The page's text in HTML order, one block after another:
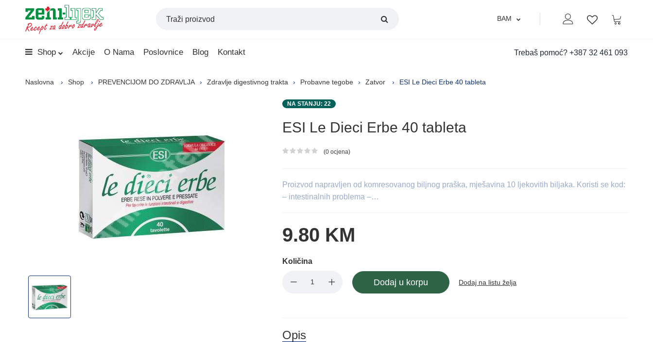
Moj nalogLista zelja
Korpa
BAM
Shop Akcije O Nama Poslovnice Blog Kontakt Trebaš pomoć? +387 32 461 093
Naslovna Shop PREVENCIJOM DO ZDRAVLJA Zdravlje digestivnog trakta Probavne tegobe Zatvor ESI Le Dieci Erbe 40 tableta
NA STANJU: 22
ESI Le Dieci Erbe 40 tableta
Ocjena proizvoda
(0 ocjena)
Proizvod napravljen od komresovanog biljnog praška, mješavina 10 ljekovitih biljaka. Koristi se kod:
– intestinalnih problema –…
9.80 KM
Količina
Dodaj u korpu Dodaj na listu želja
Opis